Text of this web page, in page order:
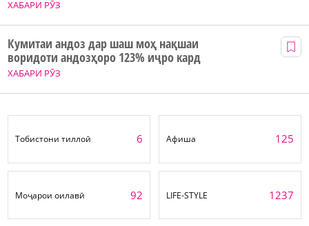
ХАБАРИ РӮЗ
ХАБАРИ РӮЗ
Кумитаи андоз дар шаш моҳ нақшаи
воридоти андозҳоро 123% иҷро кард
Тобистони тиллоӣ 6 Афиша 125
Моҷарои оилавӣ 92 LIFE-STYLE 1237